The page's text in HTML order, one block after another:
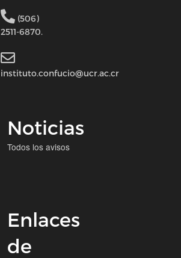
(506)
2511-6870.
instituto.confucio@ucr.ac.cr
Noticias
Todos los avisos
Enlaces
de